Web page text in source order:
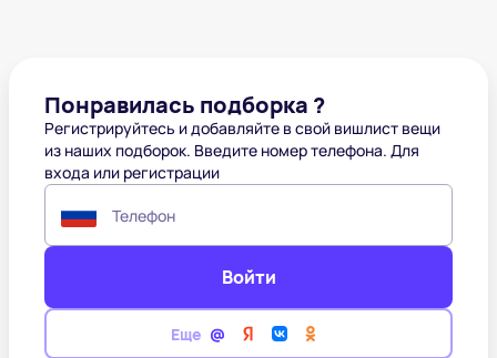
Понравилась подборка ?
Регистрируйтесь и добавляйте в свой вишлист вещи
из наших подборок. Введите номер телефона. Для
входа или регистрации
Телефон
Войти
Еще